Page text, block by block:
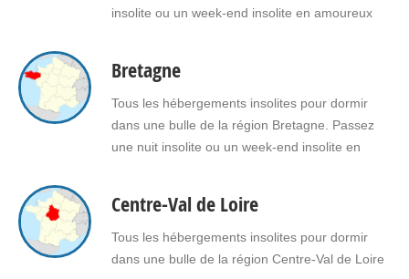
insolite ou un week-end insolite en amoureux
une bulle en Belgique pour vous ou pour offrir
un cadeau insolite à vos proches.
Bretagne
Tous les hébergements insolites pour dormir
dans une bulle de la région Bretagne. Passez
une nuit insolite ou un week-end insolite en
sauna dans une bulle en Bretagne pour vous ou
pour offrir un cadeau insolite à…
Centre-Val de Loire
Tous les hébergements insolites pour dormir
dans une bulle de la région Centre-Val de Loire